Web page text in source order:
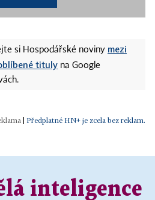
si Hospodářské noviny mezi
tituly na Google
Předplatné HN+ je zcela bez reklam.
inteligence